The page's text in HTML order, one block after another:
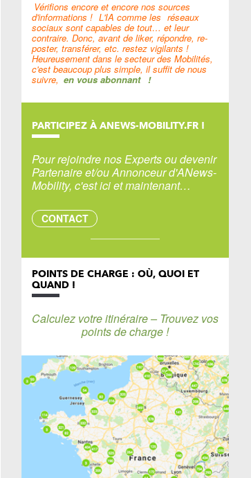
Vérifions encore et encore nos sources
d'informations ! L'IA comme les réseaux
sociaux sont capables de tout… et leur
contraire. Donc, avant de liker, répondre, re-
poster, transférer, etc. restez vigilants !
Heureusement dans le secteur des Mobilités,
c'est beaucoup plus simple, il suffit de nous
suivre, en vous abonnant !
PARTICIPEZ À ANEWS-MOBILITY.FR !
Pour rejoindre nos Experts ou devenir
Partenaire et/ou Annonceur d'ANews-
Mobility, c'est ici et maintenant…
CONTACT
POINTS DE CHARGE : OÙ, QUOI ET
QUAND !
Calculez votre itinéraire – Trouvez vos
points de charge !